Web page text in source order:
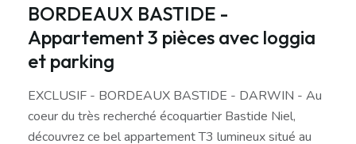
BORDEAUX BASTIDE -
Appartement 3 pièces avec loggia
et parking
EXCLUSIF - BORDEAUX BASTIDE - DARWIN - Au
coeur du très recherché écoquartier Bastide Niel,
découvrez ce bel appartement T3 lumineux situé au